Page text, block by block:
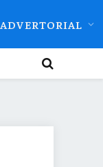
ADVERTORIAL